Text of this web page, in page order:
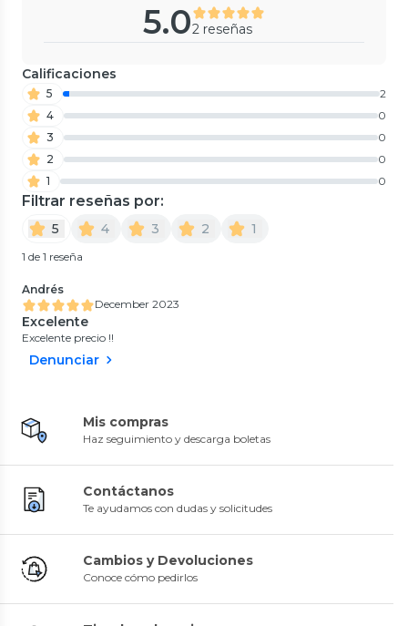
5.02 reseñas
Calificaciones
5
2
4
0
3
0
2
0
1
0
Filtrar reseñas por:
5 4 3 2 1
1 de 1 reseña
Andrés
December 2023
Excelente
Excelente precio !!
Denunciar
Mis compras
Haz seguimiento y descarga boletas
Contáctanos
Te ayudamos con dudas y solicitudes
Cambios y Devoluciones
Conoce cómo pedirlos